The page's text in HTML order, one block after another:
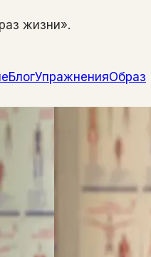
жизни».
БлогУпражненияОбраз